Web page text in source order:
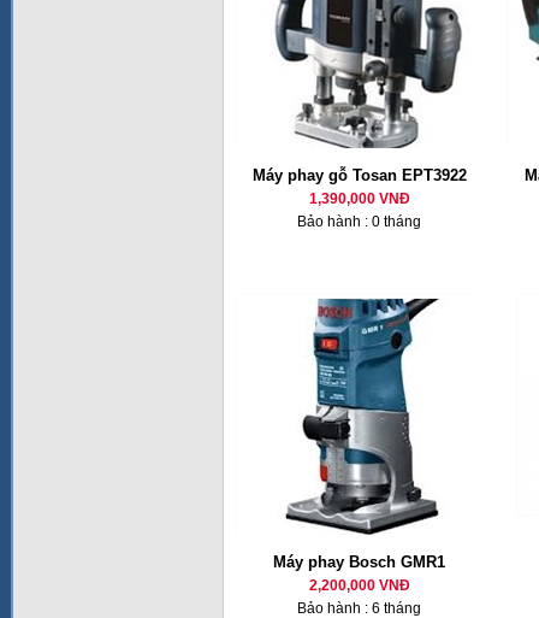
Máy phay gỗ Tosan EPT3922
1,390,000 VNĐ
Bảo hành : 0 tháng
Máy phay Bosch GMR1
2,200,000 VNĐ
Bảo hành : 6 tháng